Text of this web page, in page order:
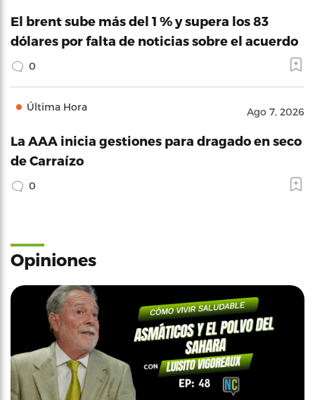
El brent sube más del 1 % y supera los 83
dólares por falta de noticias sobre el acuerdo
0
Última Hora Ago 7, 2026
La AAA inicia gestiones para dragado en seco
de Carraízo
0
Opiniones